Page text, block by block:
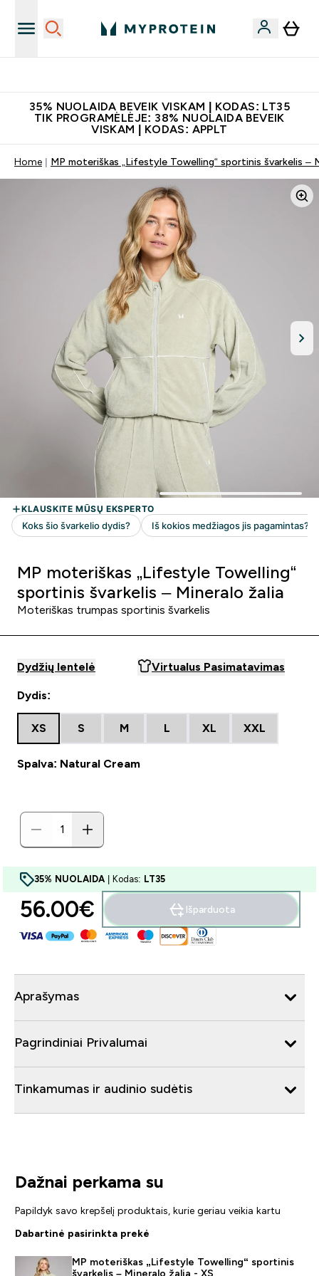
35% NUOLAIDA BEVEIK VISKAM | KODAS: LT35
TIK PROGRAMĖLĖJE: 38% NUOLAIDA BEVEIK
VISKAM | KODAS: APPLT
Home MP moteriškas „Lifestyle Towelling“ sportinis švarkelis –
MP moteriškas „Lifestyle Towelling“
sportinis švarkelis – Mineralo žalia
Moteriškas trumpas sportinis švarkelis
Dydžių lentelė Virtualus Pasimatavimas
Dydis:
XS S M L XL XXL
Spalva: Natural Cream
35% NUOLAIDA | Kodas: LT35
56.00€‎ Išparduota
Aprašymas
Pagrindiniai Privalumai
Tinkamumas ir audinio sudėtis
Dažnai perkama su
Papildyk savo krepšelį produktais, kurie geriau veikia kartu
Dabartinė pasirinkta prekė
MP moteriškas „Lifestyle Towelling“ sportinis
švarkelis – Mineralo žalia - XS